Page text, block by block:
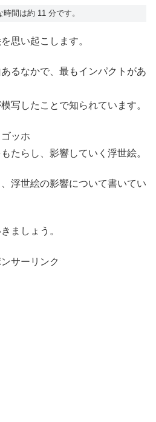
間は約 11 分です。
思い起こします。
るなかで、最もインパクトがあ
写したことで知られています。
ッホ
たらし、影響していく浮世絵。
浮世絵の影響について書いてい
ましょう。
サーリンク